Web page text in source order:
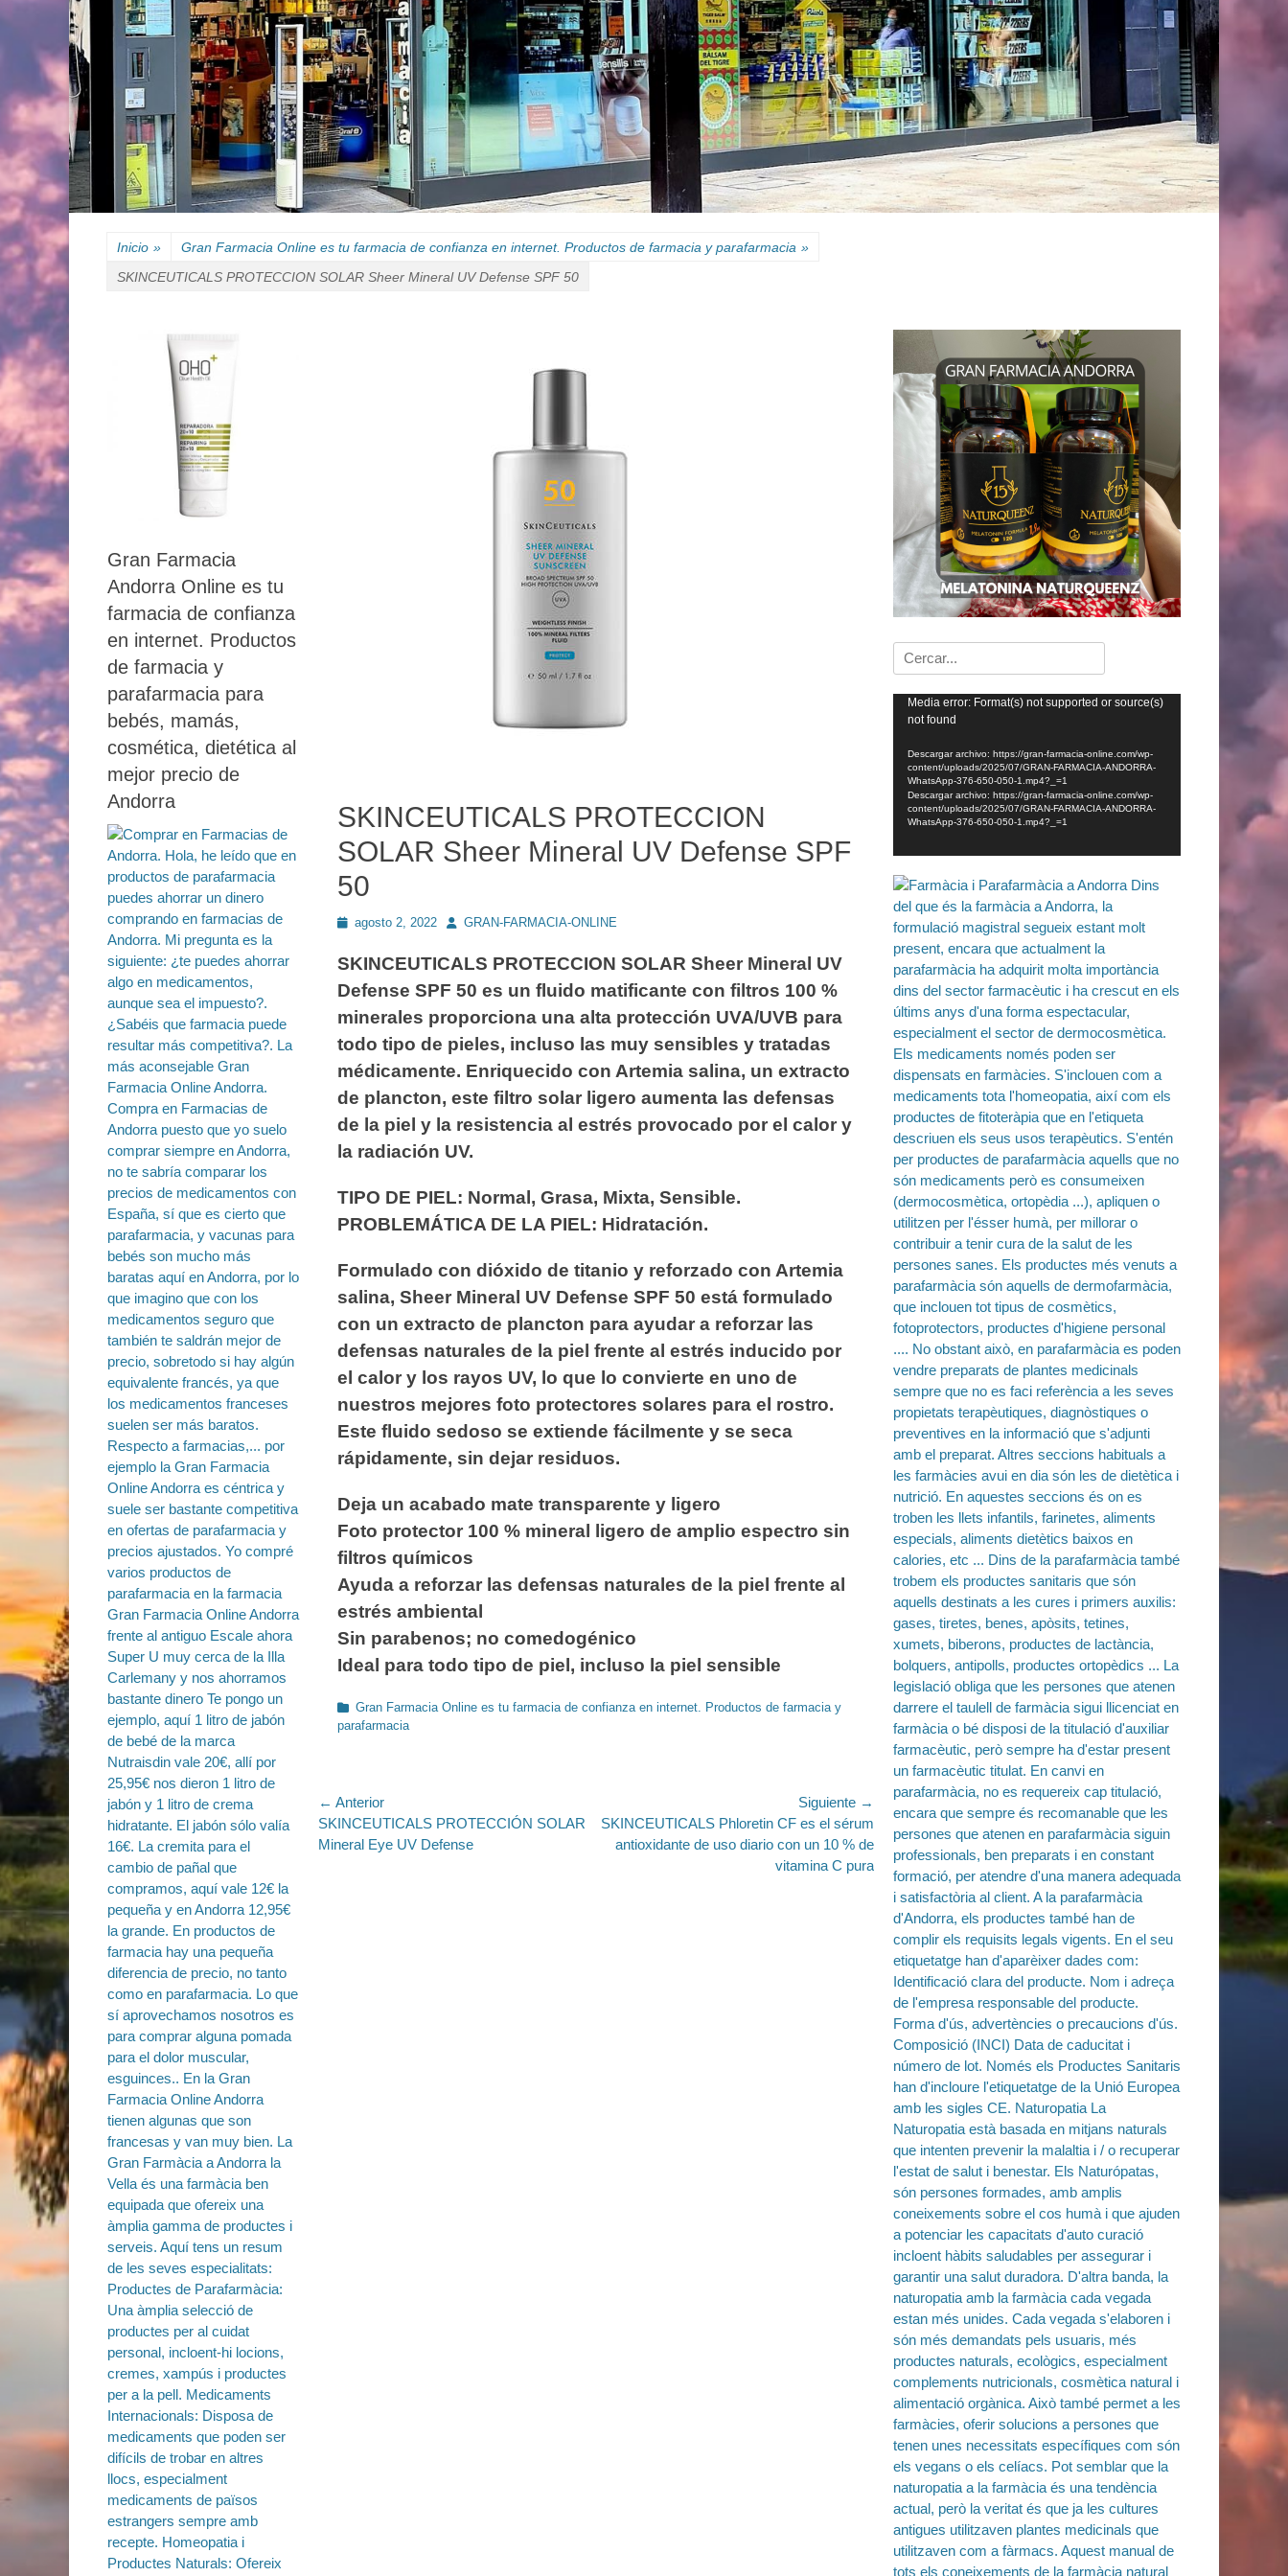
Inicio » Gran Farmacia Online es tu farmacia de confianza en internet. Productos de farmacia y parafarmacia »
SKINCEUTICALS PROTECCION SOLAR Sheer Mineral UV Defense SPF 50
SKINCEUTICALS PROTECCION
SOLAR Sheer Mineral UV Defense SPF
50
Publicado
agosto 2, 2022 AutorGRAN-FARMACIA-ONLINE
SKINCEUTICALS PROTECCION SOLAR Sheer Mineral UV
Defense SPF 50 es un fluido matificante con filtros 100 %
minerales proporciona una alta protección UVA/UVB para
todo tipo de pieles, incluso las muy sensibles y tratadas
médicamente. Enriquecido con Artemia salina, un extracto
de plancton, este filtro solar ligero aumenta las defensas
de la piel y la resistencia al estrés provocado por el calor y
la radiación UV.
TIPO DE PIEL: Normal, Grasa, Mixta, Sensible.
PROBLEMÁTICA DE LA PIEL: Hidratación.
Formulado con dióxido de titanio y reforzado con Artemia
salina, Sheer Mineral UV Defense SPF 50 está formulado
con un extracto de plancton para ayudar a reforzar las
defensas naturales de la piel frente al estrés inducido por
el calor y los rayos UV, lo que lo convierte en uno de
nuestros mejores foto protectores solares para el rostro.
Este fluido sedoso se extiende fácilmente y se seca
rápidamente, sin dejar residuos.
Deja un acabado mate transparente y ligero
Foto protector 100 % mineral ligero de amplio espectro sin
filtros químicos
Ayuda a reforzar las defensas naturales de la piel frente al
estrés ambiental
Sin parabenos; no comedogénico
Ideal para todo tipo de piel, incluso la piel sensible
Categorías
Gran Farmacia Online es tu farmacia de confianza en internet. Productos de farmacia y
parafarmacia
Navegación
de
← Anterior
Entrada
anterior:
SKINCEUTICALS PROTECCIÓN SOLAR
Mineral Eye UV Defense
Siguiente →
Entrada
siguiente:
SKINCEUTICALS Phloretin CF es el sérum
antioxidante de uso diario con un 10 % de
vitamina C pura
Buscar:
Reproductor
Media error: Format(s) not supported or source(s)
not found
Descargar archivo: https://gran-farmacia-online.com/wp-
content/uploads/2025/07/GRAN-FARMACIA-ANDORRA-
WhatsApp-376-650-050-1.mp4?_=1
Descargar archivo: https://gran-farmacia-online.com/wp-
content/uploads/2025/07/GRAN-FARMACIA-ANDORRA-
WhatsApp-376-650-050-1.mp4?_=1
Gran Farmacia
Andorra Online es tu
farmacia de confianza
en internet. Productos
de farmacia y
parafarmacia para
bebés, mamás,
cosmética, dietética al
mejor precio de
Andorra